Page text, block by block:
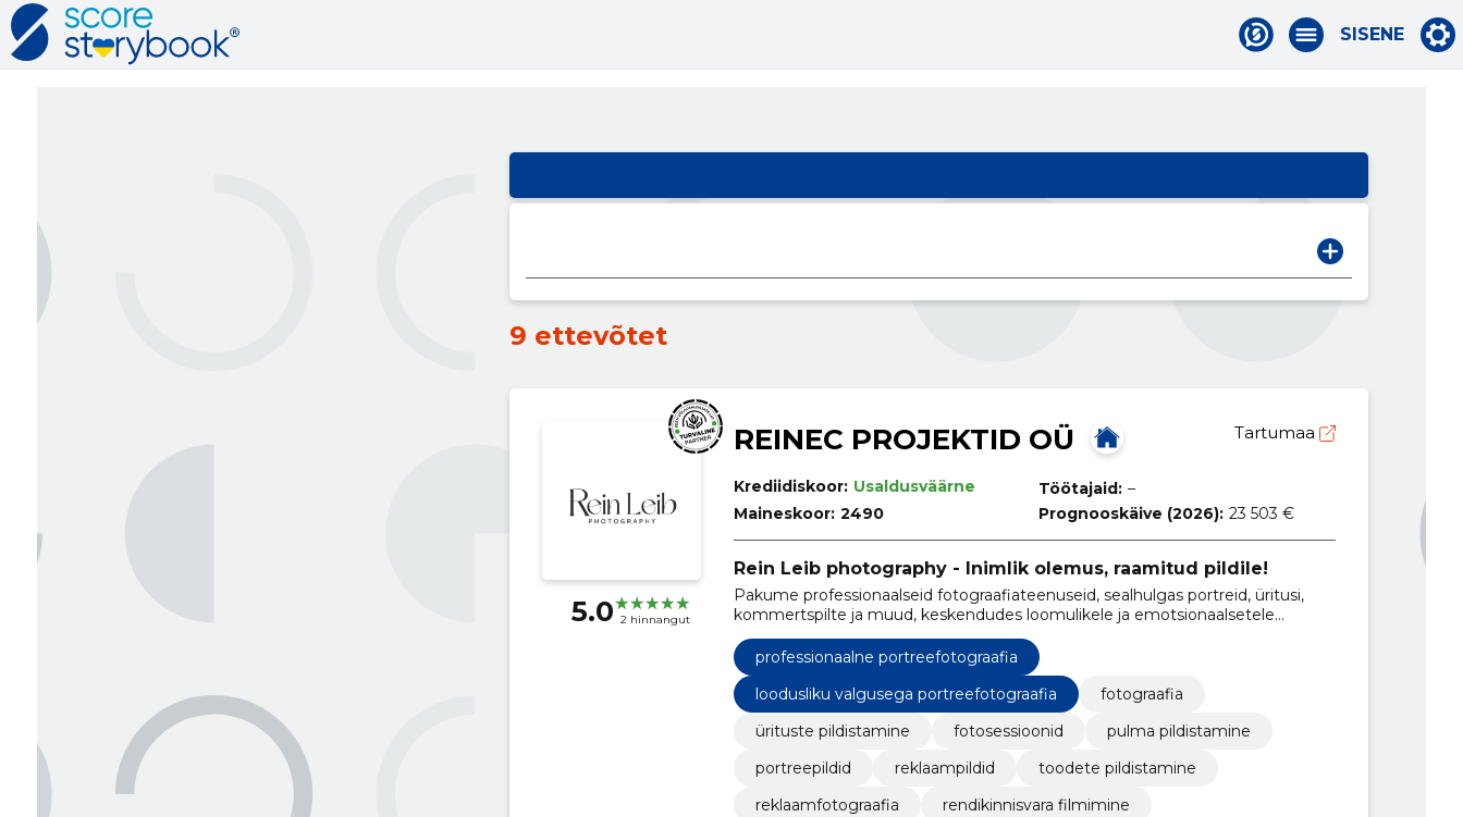
SISENE
9 ettevõtet
5.0 2 hinnangut
REINEC PROJEKTID OÜ Tartumaa
Krediidiskoor: Usaldusväärne
Maineskoor: 2490
Töötajaid: –
Prognooskäive (2026): 23 503 €
Rein Leib photography - Inimlik olemus, raamitud pildile!
Pakume professionaalseid fotograafiateenuseid, sealhulgas portreid, üritusi,
kommertspilte ja muud, keskendudes loomulikele ja emotsionaalsetele
esitustele.
professionaalne portreefotograafia
loodusliku valgusega portreefotograafia
fotograafia
ürituste pildistamine
fotosessioonid
pulma pildistamine
portreepildid
reklaampildid
toodete pildistamine
reklaamfotograafia
rendikinnisvara filmimine